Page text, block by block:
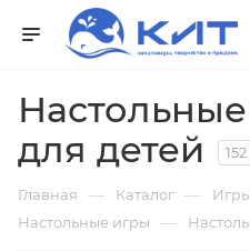
для детей
152
Главная — Каталог —
Настольные игры —